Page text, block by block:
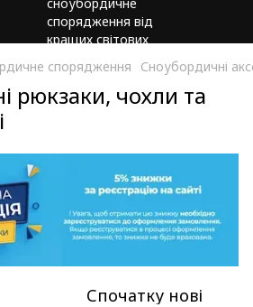
спорядження Сноубордичні
рюкзаки, чохли та
Спочатку нові